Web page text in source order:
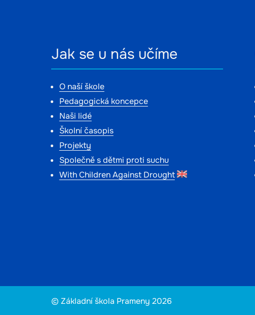
Jak se u nás učíme
O naší škole
Pedagogická koncepce
Naši lidé
Školní časopis
Projekty
Společně s dětmi proti suchu
With Children Against Drought
© Základní škola Prameny 2026